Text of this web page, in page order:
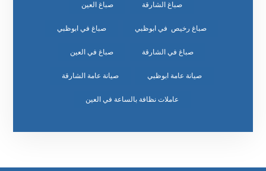
صباغ الشارقة صباغ العين
صباغ رخيص في ابوظبي صباغ في ابوظبي
صباغ في الشارقة صباغ في العين
صيانة عامة ابوظبي صيانة عامة الشارقة
عاملات نظافة بالساعة في العين